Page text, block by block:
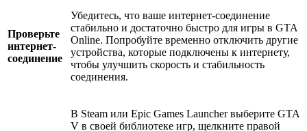
Проверьте
интернет-
соединение
Убедитесь, что ваше интернет-соединение
стабильно и достаточно быстро для игры в GTA
Online. Попробуйте временно отключить другие
устройства, которые подключены к интернету,
чтобы улучшить скорость и стабильность
соединения.
В Steam или Epic Games Launcher выберите GTA
V в своей библиотеке игр, щелкните правой